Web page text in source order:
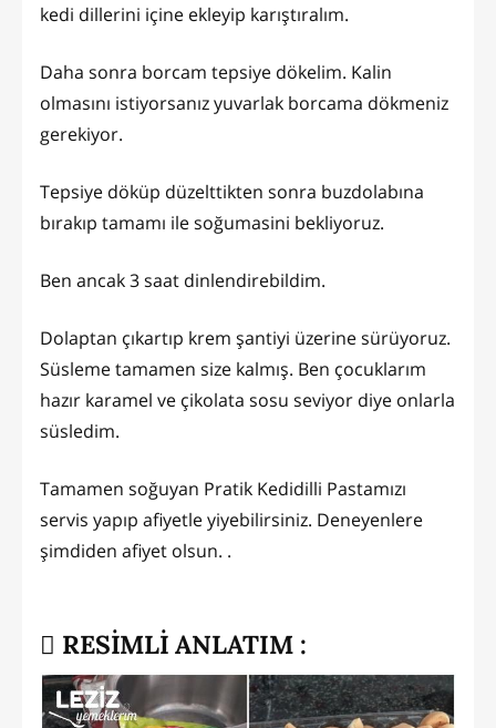
kedi dillerini içine ekleyip karıştıralım.
Daha sonra borcam tepsiye dökelim. Kalin
olmasını istiyorsanız yuvarlak borcama dökmeniz
gerekiyor.
Tepsiye döküp düzelttikten sonra buzdolabına
bırakıp tamamı ile soğumasini bekliyoruz.
Ben ancak 3 saat dinlendirebildim.
Dolaptan çıkartıp krem şantiyi üzerine sürüyoruz.
Süsleme tamamen size kalmış. Ben çocuklarım
hazır karamel ve çikolata sosu seviyor diye onlarla
süsledim.
Tamamen soğuyan Pratik Kedidilli Pastamızı
servis yapıp afiyetle yiyebilirsiniz. Deneyenlere
şimdiden afiyet olsun. .
RESİMLİ ANLATIM :